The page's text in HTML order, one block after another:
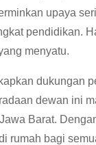
upaya
pendidikan.
menyatu.
dukungan
dewan ini
Barat.
rumah bagi